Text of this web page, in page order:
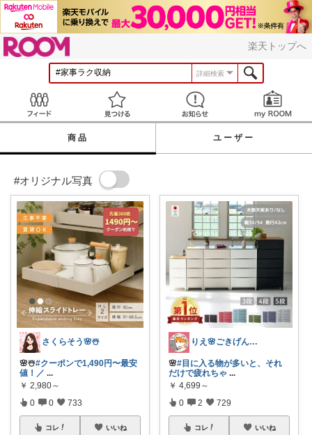
楽天トップへ
詳細検索
見つける お知らせ
商品 ユーザー
#オリジナル写真
さくらそう‪🌸☃️
🌸☃️#クーポンで1,490円〜最安
値！／ ...
￥ 2,980～
0 0 733
コレ いいね
りえ🌸ごきげんな暮らし🏠🌿
🌸#目に入る物が多いと、それ
だけで疲れちゃ ...
￥ 4,699～
0 2 729
コレ いいね